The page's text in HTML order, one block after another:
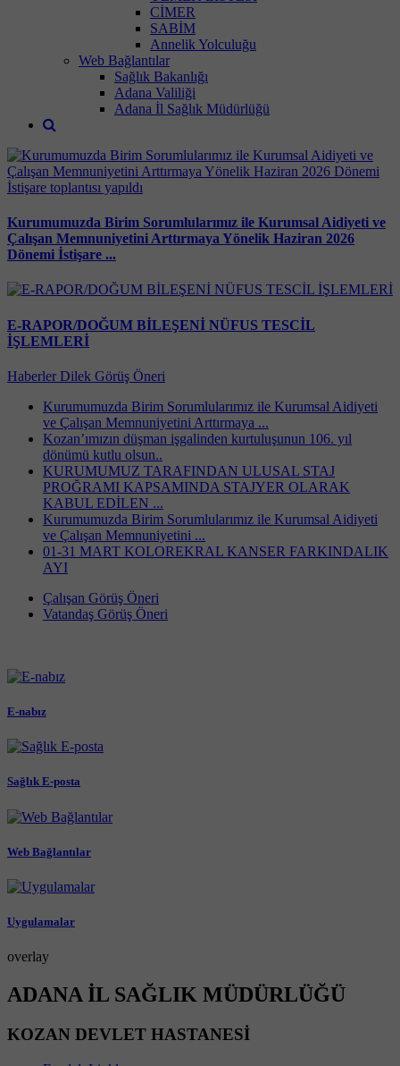
CİMER
SABİM
Annelik Yolculuğu
Web Bağlantılar
Sağlık Bakanlığı
Adana Valiliği
Adana İl Sağlık Müdürlüğü
Kurumumuzda Birim Sorumlularımız ile Kurumsal Aidiyeti ve
Çalışan Memnuniyetini Arttırmaya Yönelik Haziran 2026
Dönemi İstişare ...
E-RAPOR/DOĞUM BİLEŞENİ NÜFUS TESCİL
İŞLEMLERİ
Haberler Dilek Görüş Öneri
Kurumumuzda Birim Sorumlularımız ile Kurumsal Aidiyeti
ve Çalışan Memnuniyetini Arttırmaya ...
Kozan’ımızın düşman işgalinden kurtuluşunun 106. yıl
dönümü kutlu olsun..
KURUMUMUZ TARAFINDAN ULUSAL STAJ
PROĞRAMI KAPSAMINDA STAJYER OLARAK
KABUL EDİLEN ...
Kurumumuzda Birim Sorumlularımız ile Kurumsal Aidiyeti
ve Çalışan Memnuniyetini ...
01-31 MART KOLOREKRAL KANSER FARKINDALIK
AYI
Çalışan Görüş Öneri
Vatandaş Görüş Öneri
E-nabız
Sağlık E-posta
Web Bağlantılar
Uygulamalar
overlay
ADANA İL SAĞLIK MÜDÜRLÜĞÜ
KOZAN DEVLET HASTANESİ